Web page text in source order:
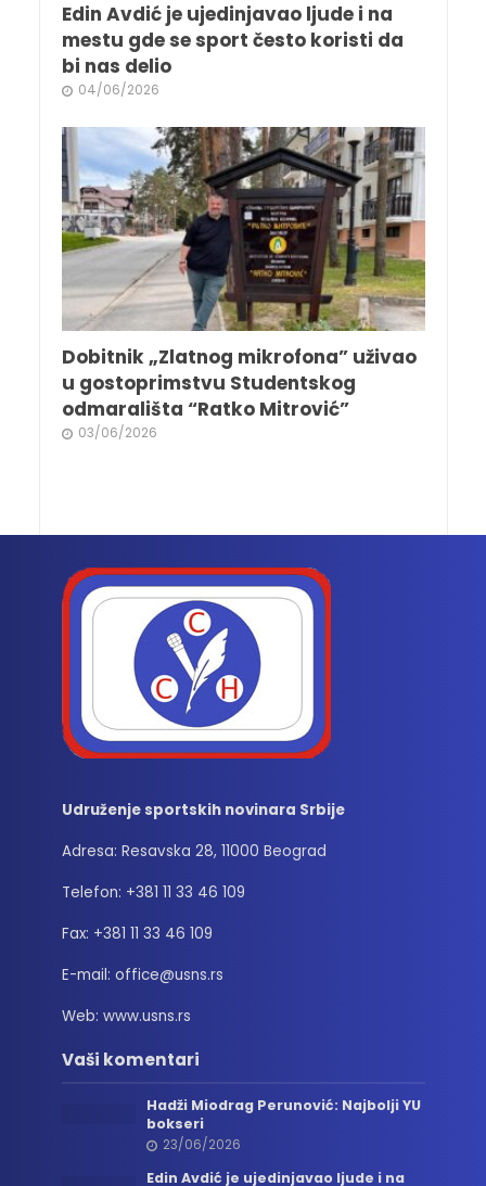
Edin Avdić je ujedinjavao ljude i na
mestu gde se sport često koristi da
bi nas delio
04/06/2026
Dobitnik „Zlatnog mikrofona” uživao
u gostoprimstvu Studentskog
odmarališta “Ratko Mitrović”
03/06/2026
Udruženje sportskih novinara Srbije
Adresa: Resavska 28, 11000 Beograd
Telefon: +381 11 33 46 109
Fax: +381 11 33 46 109
E-mail: office@usns.rs
Web: www.usns.rs
Vaši komentari
Hadži Miodrag Perunović: Najbolji YU
bokseri
23/06/2026
Edin Avdić je ujedinjavao ljude i na